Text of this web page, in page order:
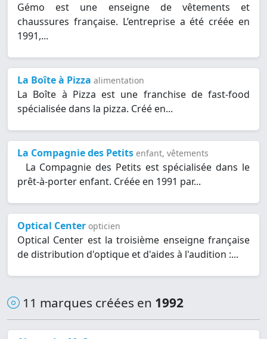
Gémo est une enseigne de vêtements et
chaussures française. L’entreprise a été créée en
1991,...
La Boîte à Pizza alimentation
La Boîte à Pizza est une franchise de fast-food
spécialisée dans la pizza. Créé en...
La Compagnie des Petits enfant, vêtements
La Compagnie des Petits est spécialisée dans le
prêt-à-porter enfant. Créée en 1991 par...
Optical Center opticien
Optical Center est la troisième enseigne française
de distribution d'optique et d'aides à l'audition :...
11 marques créées en 1992